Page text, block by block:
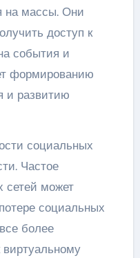
на массы. Они
доступ к
события и
формированию
и развитию
социальных
Частое
сетей может
социальных
более